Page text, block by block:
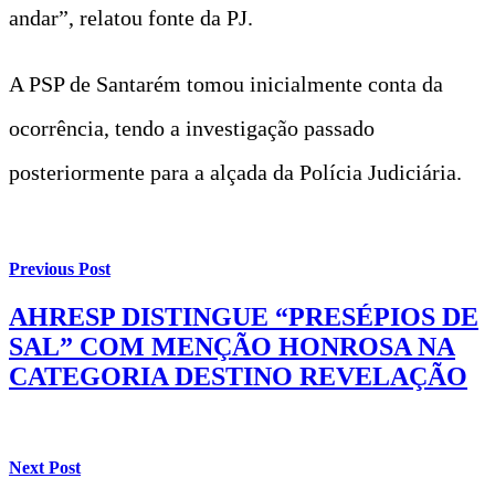
andar”, relatou fonte da PJ.
A PSP de Santarém tomou inicialmente conta da
ocorrência, tendo a investigação passado
posteriormente para a alçada da Polícia Judiciária.
Previous Post
AHRESP DISTINGUE “PRESÉPIOS DE
SAL” COM MENÇÃO HONROSA NA
CATEGORIA DESTINO REVELAÇÃO
Next Post